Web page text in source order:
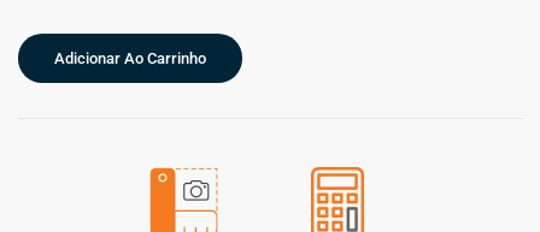
Adicionar Ao Carrinho